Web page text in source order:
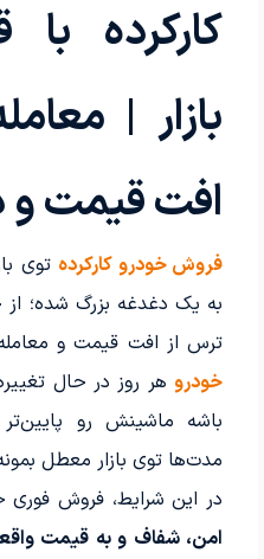
کارکرده
بازار |
افت قیمت و
فروش خودرو کارکرده توی
به یک دغدغه بزرگ شده؛ از
ترس از افت قیمت و
خودروهر روز در حال
باشه ماشینش رو
مدت‌ها توی بازار معطل
در این شرایط، فروش فوری
امن، شفاف و به قیمت